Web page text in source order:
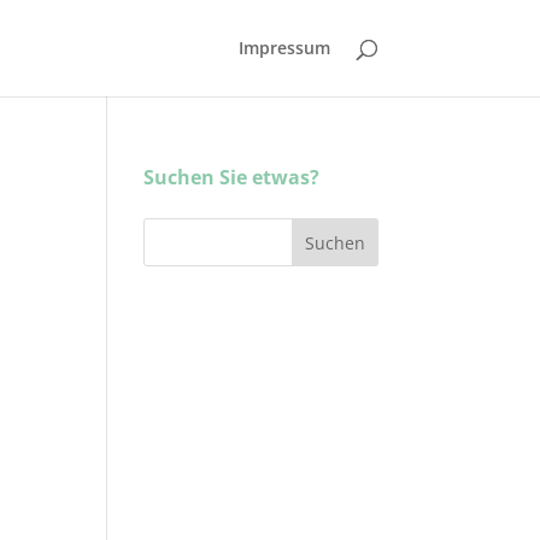
Impressum
Suchen Sie etwas?